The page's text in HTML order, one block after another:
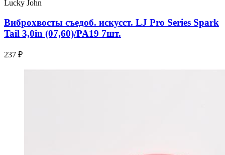
Lucky John
Виброхвосты съедоб. искусст. LJ Pro Series Spark
Tail 3,0in (07,60)/PA19 7шт.
237 ₽